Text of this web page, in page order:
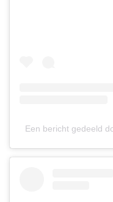
Een bericht gedeeld